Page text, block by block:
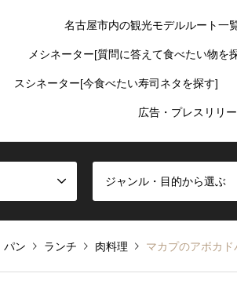
名古屋市内の観光モデルルート一
メシネーター[質問に答えて食べたい物を
スシネーター[今食べたい寿司ネタを探す]
広告・プレスリリ
ジャンル・目的から選ぶ
パン ランチ 肉料理 マカプのアボカ